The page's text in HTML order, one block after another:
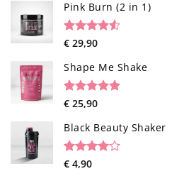
Pink Burn (2 in 1)
Rated4.52
based on
96
customer
ratings
€ 29,90
Shape Me Shake
Rated4.85
based on
40
ratings
€ 25,90
Black Beauty Shaker
Rated
1
€ 4,90